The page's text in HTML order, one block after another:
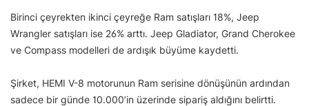
Birinci çeyrekten ikinci çeyreğe Ram satışları 18%, Jeep
Wrangler satışları ise 26% arttı. Jeep Gladiator, Grand Cherokee
ve Compass modelleri de ardışık büyüme kaydetti.
Şirket, HEMI V-8 motorunun Ram serisine dönüşünün ardından
sadece bir günde 10.000’in üzerinde sipariş aldığını belirtti.